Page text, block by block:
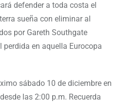
defender a toda costa el
sueña con eliminar al
por Gareth Southgate
en aquella Eurocopa
sábado 10 de diciembre en
las 2:00 p.m. Recuerda